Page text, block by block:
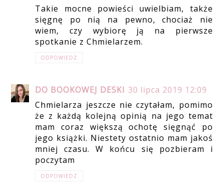
Takie mocne powieści uwielbiam, także
sięgnę po nią na pewno, chociaż nie
wiem, czy wybiorę ją na pierwsze
spotkanie z Chmielarzem.
ODPOWIEDZ
DO BOOKOWEJ DESKI 30 lipca 2019 12:09
Chmielarza jeszcze nie czytałam, pomimo
że z każdą kolejną opinią na jego temat
mam coraz większą ochotę sięgnąć po
jego książki. Niestety ostatnio mam jakoś
mniej czasu. W końcu się pozbieram i
poczytam
ODPOWIEDZ